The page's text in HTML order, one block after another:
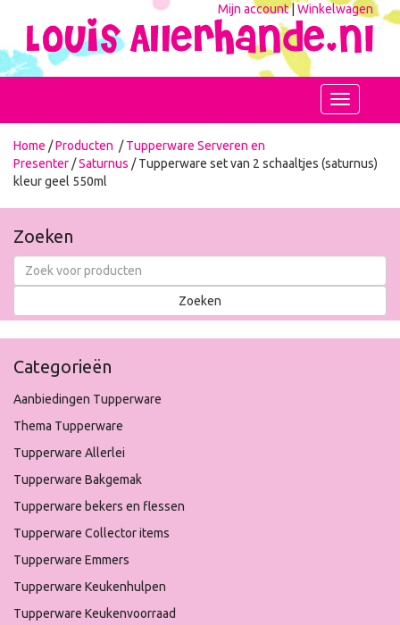
Mijn account|Winkelwagen
Toggle
navigation
Home /Producten /Tupperware Serveren en
Presenter /Saturnus / Tupperware set van 2 schaaltjes (saturnus)
kleur geel 550ml
Zoeken
Categorieën
Aanbiedingen Tupperware
Thema Tupperware
Tupperware Allerlei
Tupperware Bakgemak
Tupperware bekers en flessen
Tupperware Collector items
Tupperware Emmers
Tupperware Keukenhulpen
Tupperware Keukenvoorraad